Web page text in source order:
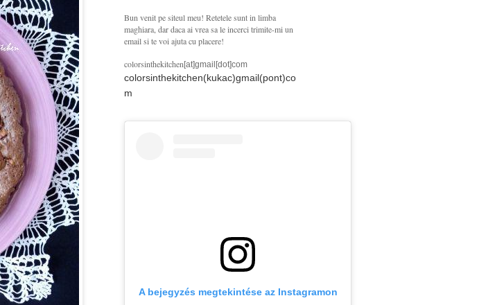
Bun venit pe siteul meu! Retetele sunt in limba
maghiara, dar daca ai vrea sa le incerci trimite-mi un
email si te voi ajuta cu placere!
colorsinthekitchen[at]gmail[dot]com
colorsinthekitchen(kukac)gmail(pont)co
m
A bejegyzés megtekintése az Instagramon